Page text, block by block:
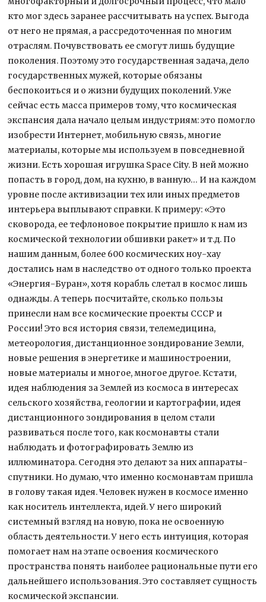
кто мог здесь заранее рассчитывать на успех. Выгода
от него не прямая, а рассредоточенная по многим
отраслям. Почувствовать ее смогут лишь будущие
поколения. Поэтому это государственная задача, дело
государственных мужей, которые обязаны
беспокоиться и о жизни будущих поколений. Уже
сейчас есть масса примеров тому, что космическая
экспансия дала начало целым индустриям: это помогло
изобрести Интернет, мобильную связь, многие
материалы, которые мы используем в повседневной
жизни. Есть хорошая игрушка Space City. В ней можно
попасть в город, дом, на кухню, в ванную… И на каждом
уровне после активизации тех или иных предметов
интерьера выплывают справки. К примеру: «Это
сковорода, ее тефлоновое покрытие пришло к нам из
космической технологии обшивки ракет» и т.д. По
нашим данным, более 600 космических ноу-хау
достались нам в наследство от одного только проекта
«Энергия-Буран», хотя корабль слетал в космос лишь
однажды. А теперь посчитайте, сколько пользы
принесли нам все космические проекты СССР и
России! Это вся история связи, телемедицина,
метеорология, дистанционное зондирование Земли,
новые решения в энергетике и машиностроении,
новые материалы и многое, многое другое. Кстати,
идея наблюдения за Землей из космоса в интересах
сельского хозяйства, геологии и картографии, идея
дистанционного зондирования в целом стали
развиваться после того, как космонавты стали
наблюдать и фотографировать Землю из
иллюминатора. Сегодня это делают за них аппараты-
спутники. Но думаю, что именно космонавтам пришла
в голову такая идея. Человек нужен в космосе именно
как носитель интеллекта, идей. У него широкий
системный взгляд на новую, пока не освоенную
область деятельности. У него есть интуиция, которая
помогает нам на этапе освоения космического
пространства понять наиболее рациональные пути его
дальнейшего использования. Это составляет сущность
космической экспансии.